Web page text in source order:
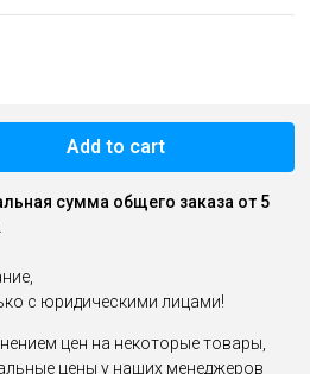
Add to cart
сумма общего заказа от 5
с юридическими лицами!
цен на некоторые товары,
цены у наших менеджеров